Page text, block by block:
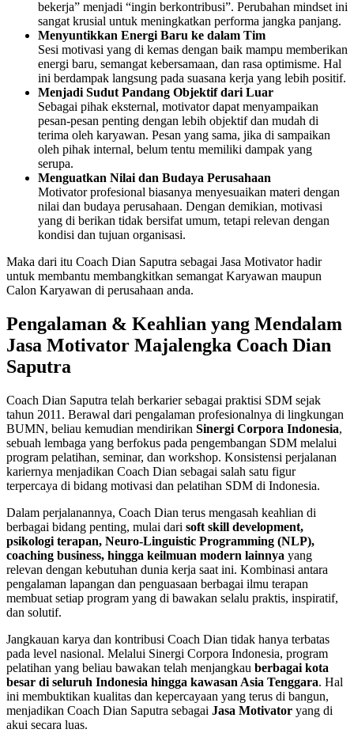
bekerja” menjadi “ingin berkontribusi”. Perubahan mindset ini
sangat krusial untuk meningkatkan performa jangka panjang.
Menyuntikkan Energi Baru ke dalam Tim
Sesi motivasi yang di kemas dengan baik mampu memberikan
energi baru, semangat kebersamaan, dan rasa optimisme. Hal
ini berdampak langsung pada suasana kerja yang lebih positif.
Menjadi Sudut Pandang Objektif dari Luar
Sebagai pihak eksternal, motivator dapat menyampaikan
pesan-pesan penting dengan lebih objektif dan mudah di
terima oleh karyawan. Pesan yang sama, jika di sampaikan
oleh pihak internal, belum tentu memiliki dampak yang
serupa.
Menguatkan Nilai dan Budaya Perusahaan
Motivator profesional biasanya menyesuaikan materi dengan
nilai dan budaya perusahaan. Dengan demikian, motivasi
yang di berikan tidak bersifat umum, tetapi relevan dengan
kondisi dan tujuan organisasi.
Maka dari itu Coach Dian Saputra sebagai Jasa Motivator hadir
untuk membantu membangkitkan semangat Karyawan maupun
Calon Karyawan di perusahaan anda.
Pengalaman & Keahlian yang Mendalam
Jasa Motivator Majalengka Coach Dian
Saputra
Coach Dian Saputra telah berkarier sebagai praktisi SDM sejak
tahun 2011. Berawal dari pengalaman profesionalnya di lingkungan
BUMN, beliau kemudian mendirikan Sinergi Corpora Indonesia,
sebuah lembaga yang berfokus pada pengembangan SDM melalui
program pelatihan, seminar, dan workshop. Konsistensi perjalanan
kariernya menjadikan Coach Dian sebagai salah satu figur
terpercaya di bidang motivasi dan pelatihan SDM di Indonesia.
Dalam perjalanannya, Coach Dian terus mengasah keahlian di
berbagai bidang penting, mulai dari soft skill development,
psikologi terapan, Neuro-Linguistic Programming (NLP),
coaching business, hingga keilmuan modern lainnya yang
relevan dengan kebutuhan dunia kerja saat ini. Kombinasi antara
pengalaman lapangan dan penguasaan berbagai ilmu terapan
membuat setiap program yang di bawakan selalu praktis, inspiratif,
dan solutif.
Jangkauan karya dan kontribusi Coach Dian tidak hanya terbatas
pada level nasional. Melalui Sinergi Corpora Indonesia, program
pelatihan yang beliau bawakan telah menjangkau berbagai kota
besar di seluruh Indonesia hingga kawasan Asia Tenggara. Hal
ini membuktikan kualitas dan kepercayaan yang terus di bangun,
menjadikan Coach Dian Saputra sebagai Jasa Motivator yang di
akui secara luas.